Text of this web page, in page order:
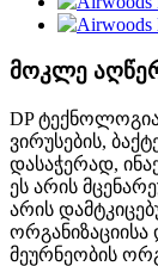
მოკლე
DP
ვირუსების,
დასაჭერად,
ეს არის
არის
მეურნეობის